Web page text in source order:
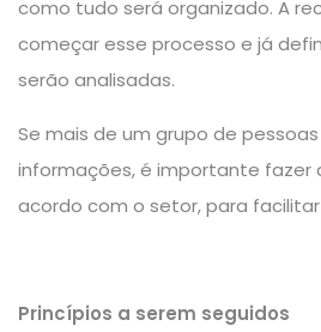
como tudo será organizado. A
começar esse processo e já
serão analisadas.
Se mais de um grupo de
informações, é importante fazer
acordo com o setor, para
Princípios a serem seguidos